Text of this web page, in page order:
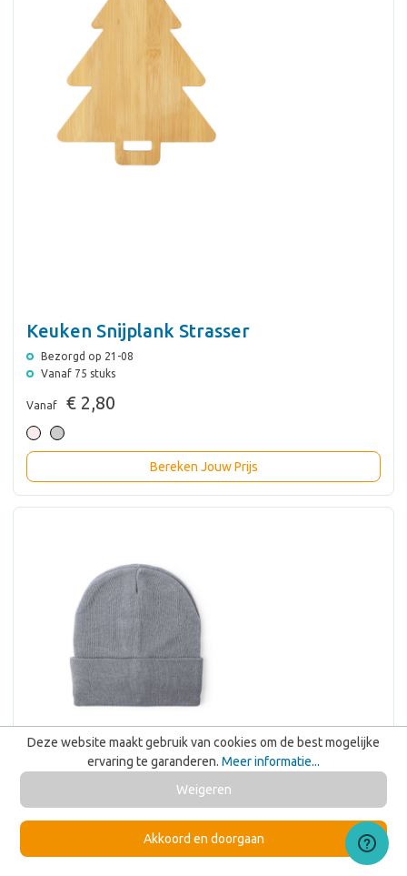
Keuken Snijplank Strasser
Bezorgd op 21-08
Vanaf 75 stuks
Vanaf € 2,80
Bereken Jouw Prijs
Deze website maakt gebruik van cookies om de best mogelijke
ervaring te garanderen. Meer informatie...
Weigeren
Akkoord en doorgaan